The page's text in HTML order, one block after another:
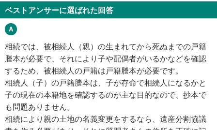
ベストアンサーに選ばれた回答
相続では、被相続人（親）の生まれてから死ぬまでの戸籍
謄本が必要で、それにより子や配偶者がいるかなどを確認
するため、被相続人の戸籍は戸籍謄本が必要です。
相続人（子）の戸籍謄本は、子が存命で相続人になるかと
子の現在の本籍地を確認するのが主な目的なので、抄本で
も問題ありません。
相続により親の土地の名義変更をするなら、遺産分割協議